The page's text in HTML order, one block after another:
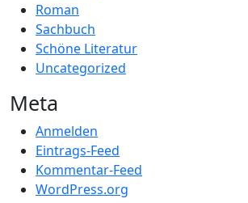
Roman
Sachbuch
Schöne Literatur
Uncategorized
Meta
Anmelden
Eintrags-Feed
Kommentar-Feed
WordPress.org